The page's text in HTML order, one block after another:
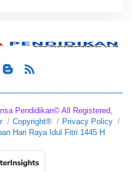
Pendidikan© All Registered,
Copyright®
Privacy Policy
Hari Raya Idul Fitri 1445 H